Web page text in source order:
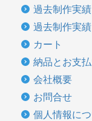
過去制作実
過去制作実
カート
納品とお支
会社概要
お問合せ
個人情報に